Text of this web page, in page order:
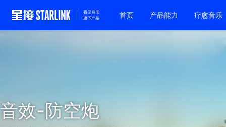
首页 产品能力 疗愈音乐
音效-防空炮